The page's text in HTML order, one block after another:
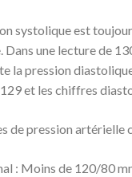
systolique est
Dans une lecture de
la pression
et les chiffres
de pression artérielle
: Moins de 120/80